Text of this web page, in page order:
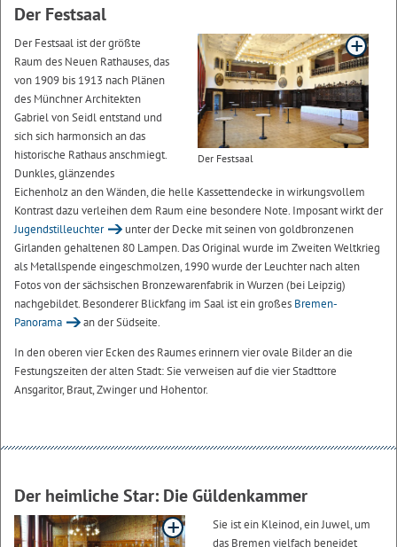
Der Festsaal
Der Festsaal
Der Festsaal ist der größte
Raum des Neuen Rathauses, das
von 1909 bis 1913 nach Plänen
des Münchner Architekten
Gabriel von Seidl entstand und
sich sich harmonsich an das
historische Rathaus anschmiegt.
Dunkles, glänzendes
Eichenholz an den Wänden, die helle Kassettendecke in wirkungsvollem
Kontrast dazu verleihen dem Raum eine besondere Note. Imposant wirkt der
Jugendstilleuchter
unter der Decke mit seinen von goldbronzenen
Girlanden gehaltenen 80 Lampen. Das Original wurde im Zweiten Weltkrieg
als Metallspende eingeschmolzen, 1990 wurde der Leuchter nach alten
Fotos von der sächsischen Bronzewarenfabrik in Wurzen (bei Leipzig)
nachgebildet. Besonderer Blickfang im Saal ist ein großes Bremen-
Panorama
an der Südseite.
In den oberen vier Ecken des Raumes erinnern vier ovale Bilder an die
Festungszeiten der alten Stadt: Sie verweisen auf die vier Stadttore
Ansgaritor, Braut, Zwinger und Hohentor.
Der heimliche Star: Die Güldenkammer
Sie ist ein Kleinod, ein Juwel, um
das Bremen vielfach beneidet